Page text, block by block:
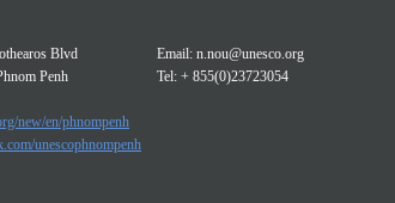
Blvd
Penh
new/en/phnompenh
unescophnompenh
Email: n.nou@unesco.org
Tel: + 855(0)23723054